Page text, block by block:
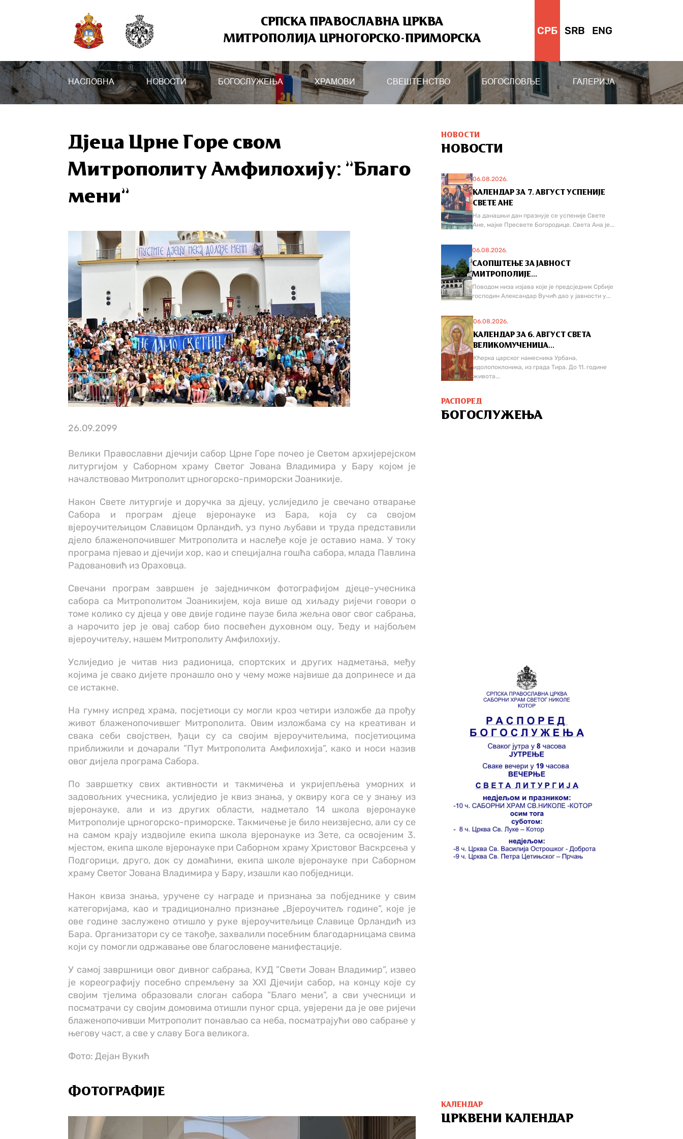
СРПСКА ПРАВОСЛАВНА ЦРКВА
МИТРОПОЛИЈА ЦРНОГОРСКО-ПРИМОРСКА
СРБ SRB ENG
НАСЛОВНА НОВОСТИ БОГОСЛУЖЕЊА ХРАМОВИ СВЕШТЕНСТВО БОГОСЛОВЉЕ ГАЛЕРИЈА
Дјеца Црне Горе свом
Митрополиту Амфилохију: ”Благо
мени”
26.09.2099
Велики Православни дјечији сабор Црне Горе почео је Светом архијерејском
литургијом у Саборном храму Светог Јована Владимира у Бару којом је
началствовао Митрополит црногорско-приморски Јоаникије.
Након Свете литургије и доручка за дјецу, услиједило је свечано отварање
Сабора и програм дјеце вјеронауке из Бара, која су са својом
вјероучитељицом Славицом Орландић, уз пуно љубави и труда представили
дјело блаженопочившег Митрополита и наслеђе које је оставио нама. У току
програма пјевао и дјечији хор, као и специјална гошћа сабора, млада Павлина
Радовановић из Ораховца.
Свечани програм завршен је заједничком фотографијом дјеце-учесника
сабора са Митрополитом Јоаникијем, која више од хиљаду ријечи говори о
томе колико су дјеца у ове двије године паузе била жељна овог свог сабрања,
а нарочито јер је овај сабор био посвећен духовном оцу, Ђеду и најбољем
вјероучитељу, нашем Митрополиту Амфилохију.
Услиједио је читав низ радионица, спортских и других надметања, међу
којима је свако дијете пронашло оно у чему може највише да допринесе и да
се истакне.
На гумну испред храма, посјетиоци су могли кроз четири изложбе да прођу
живот блаженопочившег Митрополита. Овим изложбама су на креативан и
свака себи својствен, ђаци су са својим вјероучитељима, посјетиоцима
приближили и дочарали ”Пут Митрополита Амфилохија”, како и носи назив
овог дијела програма Сабора.
По завршетку свих активности и такмичења и укријепљења уморних и
задовољних учесника, услиједио је квиз знања, у оквиру кога се у знању из
вјеронауке, али и из других области, надметало 14 школа вјеронауке
Митрополије црногорско-приморске. Такмичење је било неизвјесно, али су се
на самом крају издвојиле екипа школа вјеронауке из Зете, са освојеним 3.
мјестом, екипа школе вјеронауке при Саборном храму Христовог Васкрсења у
Подгорици, друго, док су домаћини, екипа школе вјеронауке при Саборном
храму Светог Јована Владимира у Бару, изашли као побједници.
Након квиза знања, уручене су награде и признања за побједнике у свим
категоријама, као и традиционално признање „Вјероучитељ године“, које је
ове године заслужено отишло у руке вјероучитељице Славице Орландић из
Бара. Организатори су се такође, захвалили посебним благодарницама свима
који су помогли одржавање ове благословене манифестације.
У самој завршници овог дивног сабрања, КУД ”Свети Јован Владимир”, извео
је кореографију посебно спремљену за XXI Дјечији сабор, на концу које су
својим тјелима образовали слоган сабора ”Благо мени”, а сви учесници и
посматрачи су својим домовима отишли пуног срца, увјерени да је ове ријечи
блаженопочивши Митрополит понављао са неба, посматрајући ово сабрање у
његову част, а све у славу Бога великога.
Фото: Дејан Вукић
ФОТОГРАФИЈЕ
НОВОСТИ
НОВОСТИ
06.08.2026.
КАЛЕНДАР ЗА 7. АВГУСТ УСПЕНИЈЕ
СВЕТЕ АНЕ
На данашњи дан празнује се успеније Свете
Ане, мајке Пресвете Богородице. Света Ана је...
06.08.2026.
САОПШТЕЊЕ ЗА ЈАВНОСТ
МИТРОПОЛИЈЕ...
Поводом низа изјава које је предсједник Србије
господин Александар Вучић дао у јавности у...
06.08.2026.
КАЛЕНДАР ЗА 6. АВГУСТ СВЕТА
ВЕЛИКОМУЧЕНИЦА...
Кћерка царског намесника Урбана,
идолопоклоника, из града Тира. До 11. године
живота...
РАСПОРЕД
БОГОСЛУЖЕЊА
КАЛЕНДАР
ЦРКВЕНИ КАЛЕНДАР